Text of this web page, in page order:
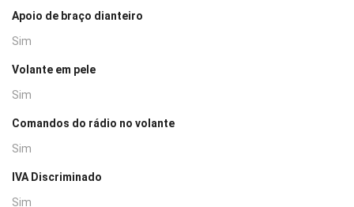
Apoio de braço dianteiro
Sim
Volante em pele
Sim
Comandos do rádio no volante
Sim
IVA Discriminado
Sim